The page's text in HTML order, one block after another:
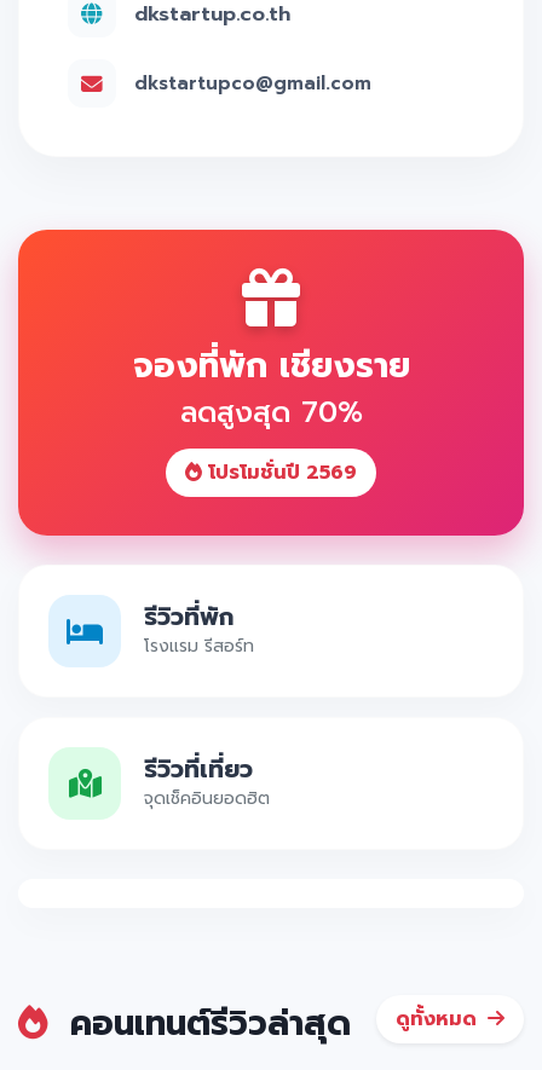
dkstartup.co.th
dkstartupco@gmail.com
จองที่พัก เชียงราย
ลดสูงสุด 70%
โปรโมชั่นปี 2569
รีวิวที่พัก
โรงแรม รีสอร์ท
รีวิวที่เที่ยว
จุดเช็คอินยอดฮิต
คอนเทนต์รีวิวล่าสุด ดูทั้งหมด